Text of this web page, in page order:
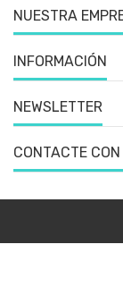
NUESTRA
INFORMACIÓN
NEWSLETTER
CONTACTE